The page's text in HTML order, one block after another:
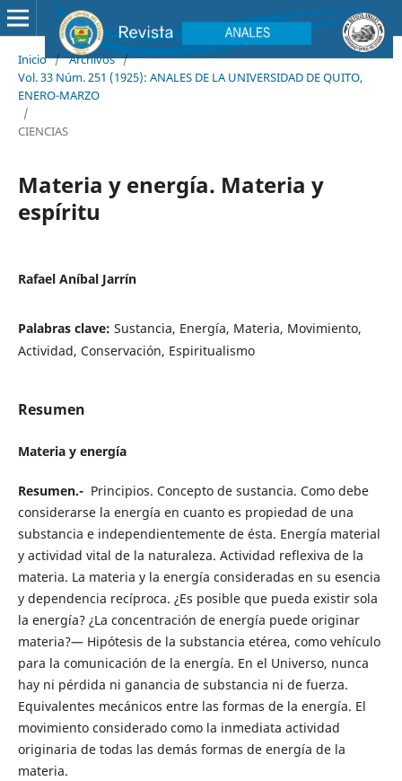
Inicio / Archivos /
Vol. 33 Núm. 251 (1925): ANALES DE LA UNIVERSIDAD DE QUITO,
ENERO-MARZO
/
CIENCIAS
Materia y energía. Materia y
espíritu
Rafael Aníbal Jarrín
Palabras clave: Sustancia, Energía, Materia, Movimiento,
Actividad, Conservación, Espiritualismo
Resumen
Materia y energía
Resumen.- Principios. Concepto de sustancia. Como debe
considerarse la energía en cuanto es propiedad de una
substancia e independientemente de ésta. Energía material
y actividad vital de la naturaleza. Actividad reflexiva de la
materia. La materia y la energía consideradas en su esencia
y dependencia recíproca. ¿Es posible que pueda existir sola
la energía? ¿La concentración de energía puede originar
materia?— Hipótesis de la substancia etérea, como vehículo
para la comunicación de la energía. En el Universo, nunca
hay ni pérdida ni ganancia de substancia ni de fuerza.
Equivalentes mecánicos entre las formas de la energía. El
movimiento considerado como la inmediata actividad
originaria de todas las demás formas de energía de la
materia.